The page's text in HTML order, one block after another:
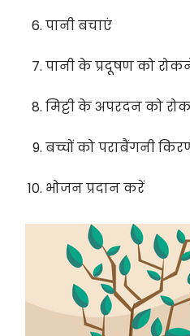
पानी बचाएं
पानी के प्रदूषण को
मिट्टी के अपरदन को
बच्चों को पराबैंगनी
भोजन प्रदान करें